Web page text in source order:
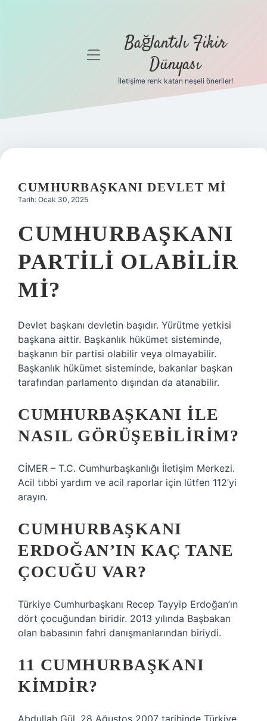
Gizlilik
Hakkımızda
menüyü
Bağlantılı Fikir
Dünyası
İletişime renk katan neşeli öneriler!
CUMHURBAŞKANI DEVLET MI
Tarih: Ocak 30, 2025
CUMHURBAŞKANI
PARTILI OLABILIR
MI?
Devlet başkanı devletin başıdır. Yürütme yetkisi
başkana aittir. Başkanlık hükümet sisteminde,
başkanın bir partisi olabilir veya olmayabilir.
Başkanlık hükümet sisteminde, bakanlar başkan
tarafından parlamento dışından da atanabilir.
CUMHURBAŞKANI ILE
NASIL GÖRÜŞEBILIRIM?
CİMER – T.C. Cumhurbaşkanlığı İletişim Merkezi.
Acil tıbbi yardım ve acil raporlar için lütfen 112’yi
arayın.
CUMHURBAŞKANI
ERDOĞAN’IN KAÇ TANE
ÇOCUĞU VAR?
Türkiye Cumhurbaşkanı Recep Tayyip Erdoğan’ın
dört çocuğundan biridir. 2013 yılında Başbakan
olan babasının fahri danışmanlarından biriydi.
11 CUMHURBAŞKANI
KIMDIR?
Abdullah Gül, 28 Ağustos 2007 tarihinde Türkiye